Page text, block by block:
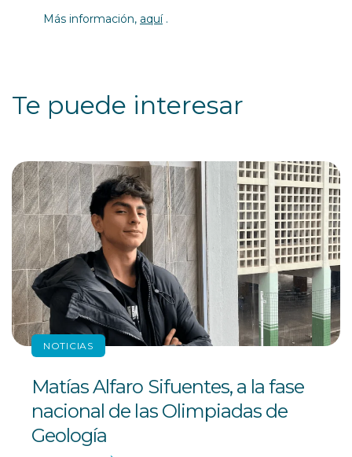
Más información, aquí.
Te puede interesar
NOTICIAS
Matías Alfaro Sifuentes, a la fase
nacional de las Olimpiadas de
Geología